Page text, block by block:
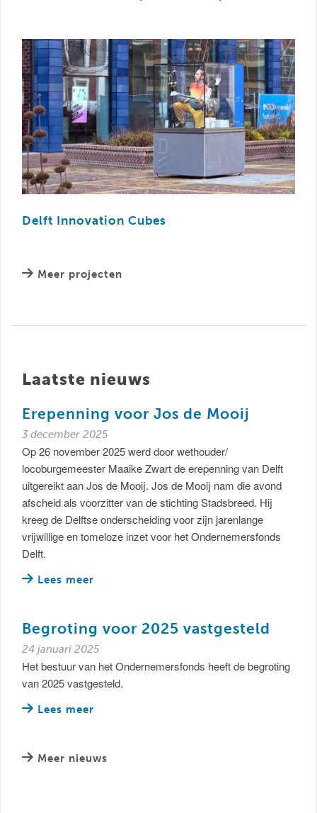
Delft Innovation Cubes
Meer projecten
Laatste nieuws
Erepenning voor Jos de Mooij
3 december 2025
Op 26 november 2025 werd door wethouder/
locoburgemeester Maaike Zwart de erepenning van Delft
uitgereikt aan Jos de Mooij. Jos de Mooij nam die avond
afscheid als voorzitter van de stichting Stadsbreed. Hij
kreeg de Delftse onderscheiding voor zijn jarenlange
vrijwillige en tomeloze inzet voor het Ondernemersfonds
Delft.
Lees meer
Begroting voor 2025 vastgesteld
24 januari 2025
Het bestuur van het Ondernemersfonds heeft de begroting
van 2025 vastgesteld.
Lees meer
Meer nieuws